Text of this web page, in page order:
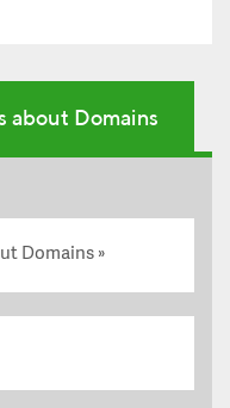
about Domains
Domains